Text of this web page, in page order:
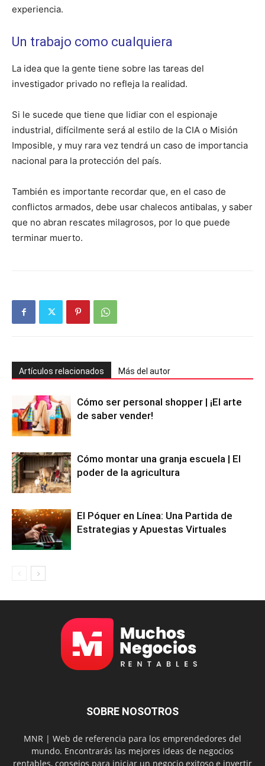
experiencia.
Un trabajo como cualquiera
La idea que la gente tiene sobre las tareas del
investigador privado no refleja la realidad.
Si le sucede que tiene que lidiar con el espionaje
industrial, difícilmente será al estilo de la CIA o Misión
Imposible, y muy rara vez tendrá un caso de importancia
nacional para la protección del país.
También es importante recordar que, en el caso de
conflictos armados, debe usar chalecos antibalas, y saber
que no abran rescates milagrosos, por lo que puede
terminar muerto.
Artículos relacionados Más del autor
Cómo ser personal shopper | ¡El arte
de saber vender!
Cómo montar una granja escuela | El
poder de la agricultura
El Póquer en Línea: Una Partida de
Estrategias y Apuestas Virtuales
SOBRE NOSOTROS
MNR | Web de referencia para los emprendedores del
mundo. Encontrarás las mejores ideas de negocios
rentables, consejos para iniciar un negocio exitoso e invertir